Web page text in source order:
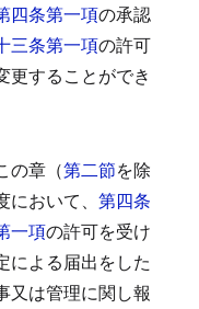
四条第一項の承認
三条第一項の許可
更することができ
の章（第二節を除
おいて、 第四条
一項の許可を受け
による届出をした
又は管理に関し報